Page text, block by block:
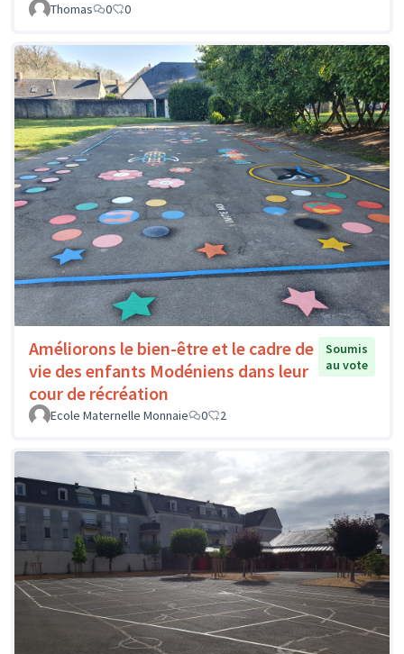
Thomas
0 0
Améliorons le bien-être et le cadre de
vie des enfants Modéniens dans leur
cour de récréation
Soumis
au vote
Ecole Maternelle Monnaie 0 2